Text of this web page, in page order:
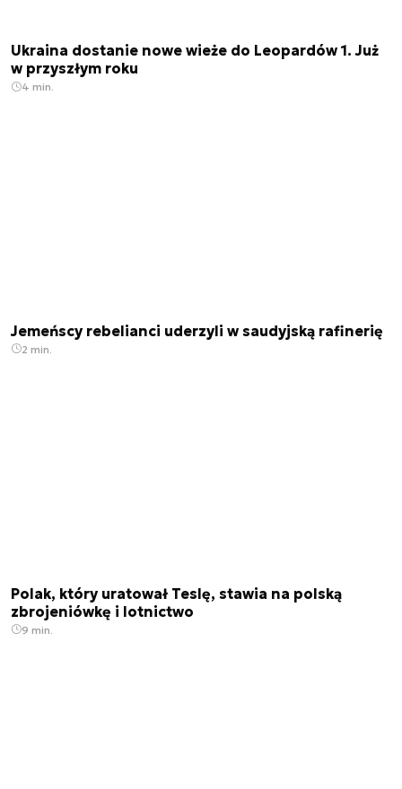
Ukraina dostanie nowe wieże do Leopardów 1. Już
w przyszłym roku
4 min.
Jemeńscy rebelianci uderzyli w saudyjską rafinerię
2 min.
Polak, który uratował Teslę, stawia na polską
zbrojeniówkę i lotnictwo
9 min.